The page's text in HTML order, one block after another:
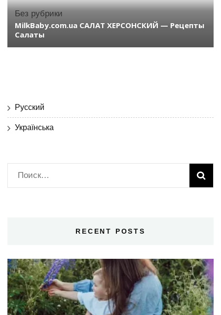
Без рубрики
MilkBaby.com.ua САЛАТ ХЕРСОНСКИЙ — Рецепты
Салаты
Русский
Українська
Найти:
RECENT POSTS